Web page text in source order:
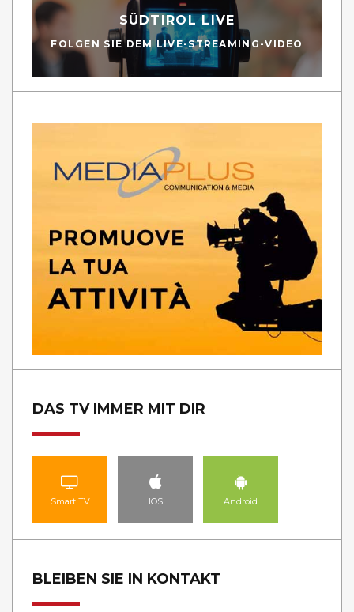
SÜDTIROL LIVE
FOLGEN SIE DEM LIVE-STREAMING-VIDEO
DAS TV IMMER MIT DIR
Smart TV IOS Android
BLEIBEN SIE IN KONTAKT